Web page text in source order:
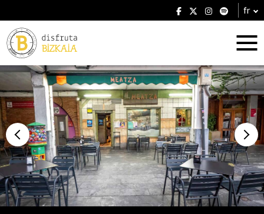
fr
Hébergement
Établissements